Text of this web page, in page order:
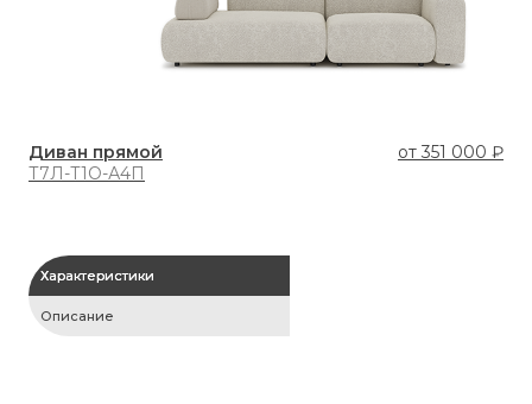
Диван прямой от 351 000 ₽
Т7Л-Т1О-А4П
Характеристики
Описание